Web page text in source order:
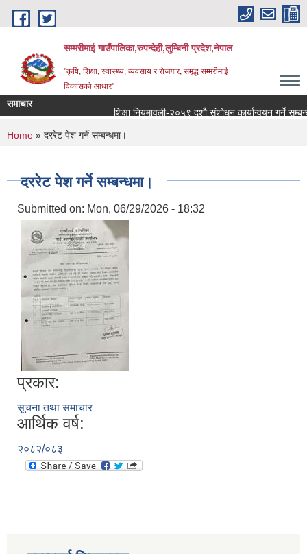
Skip to main content
सम्मरीमाई गाउँपालिका,रुपन्देही,लुम्बिनी प्रदेश,नेपाल
"कृषि, शिक्षा, स्वास्थ्य, व्यवसाय र रोजगार, समृद्ध सम्मरीमाई
विकासको आधार"
समाचार
शिक्षा नियमावली-२०५९ दशौ संशोधन कार्यान्वयन गर्ने सम्बन्धमा
You are here
Home » दररेट पेश गर्ने सम्बन्धमा।
दररेट पेश गर्ने सम्बन्धमा।
Submitted on: Mon, 06/29/2026 - 18:32
प्रकार:
सूचना तथा समाचार
आर्थिक वर्ष:
२०८२/०८३